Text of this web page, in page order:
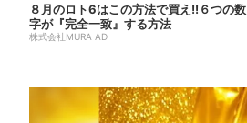
８月のロト6はこの方法で買え!!６つの数
字が『完全一致』する方法
株式会社MURA AD